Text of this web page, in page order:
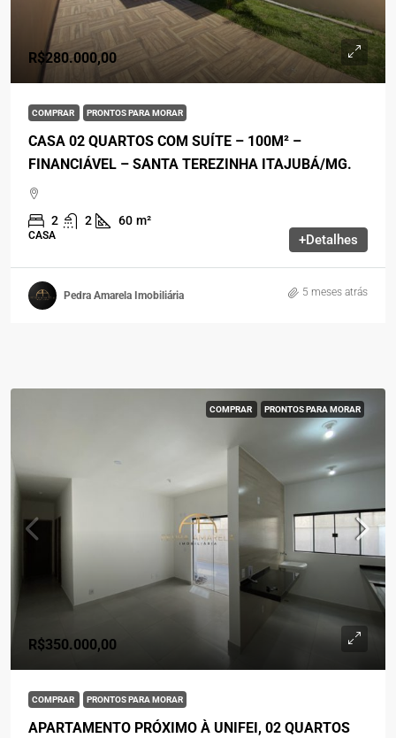
R$280.000,00
COMPRAR PRONTOS PARA MORAR
CASA 02 QUARTOS COM SUÍTE – 100M² –
FINANCIÁVEL – SANTA TEREZINHA ITAJUBÁ/MG.
2 2 60 m²
CASA +Detalhes
Pedra Amarela Imobiliária 5 meses atrás
COMPRAR PRONTOS PARA MORAR
R$350.000,00
COMPRAR PRONTOS PARA MORAR
APARTAMENTO PRÓXIMO À UNIFEI, 02 QUARTOS